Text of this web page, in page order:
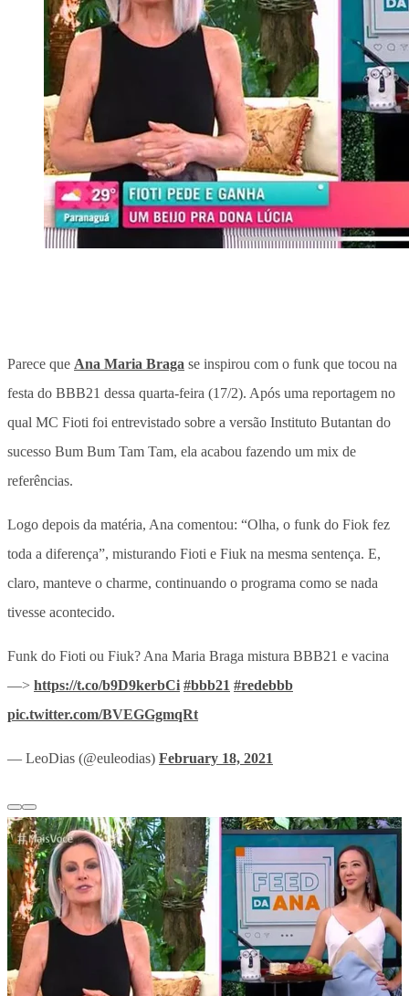
Parece que Ana Maria Braga se inspirou com o funk que tocou na
festa do BBB21 dessa quarta-feira (17/2). Após uma reportagem no
qual MC Fioti foi entrevistado sobre a versão Instituto Butantan do
sucesso Bum Bum Tam Tam, ela acabou fazendo um mix de
referências.
Logo depois da matéria, Ana comentou: “Olha, o funk do Fiok fez
toda a diferença”, misturando Fioti e Fiuk na mesma sentença. E,
claro, manteve o charme, continuando o programa como se nada
tivesse acontecido.
Funk do Fioti ou Fiuk? Ana Maria Braga mistura BBB21 e vacina
—> https://t.co/b9D9kerbCi #bbb21 #redebbb
pic.twitter.com/BVEGGgmqRt
— LeoDias (@euleodias) February 18, 2021